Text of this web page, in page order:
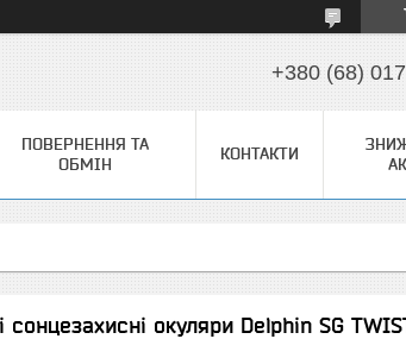
+380 (68)
ПОВЕРНЕННЯ ТА
ОБМІН
КОНТАКТИ
сонцезахисні окуляри Delphin SG